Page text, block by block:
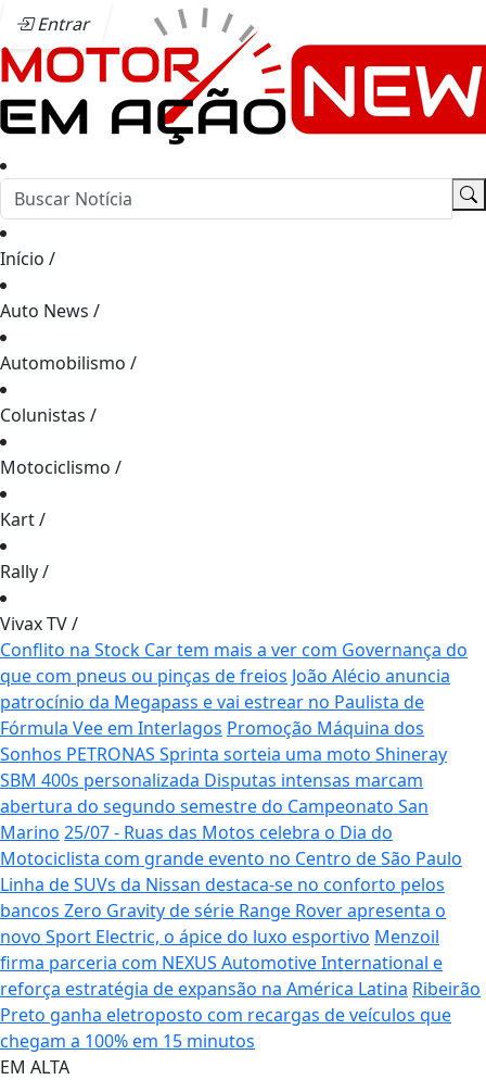
Entrar
Início /
Auto News /
Automobilismo /
Colunistas /
Motociclismo /
Kart/
Rally/
Vivax TV/
Conflito na Stock Car tem mais a ver com Governança do
que com pneus ou pinças de freios João Alécio anuncia
patrocínio da Megapass e vai estrear no Paulista de
Fórmula Vee em Interlagos Promoção Máquina dos
Sonhos PETRONAS Sprinta sorteia uma moto Shineray
SBM 400s personalizada Disputas intensas marcam
abertura do segundo semestre do Campeonato San
Marino 25/07 - Ruas das Motos celebra o Dia do
Motociclista com grande evento no Centro de São Paulo
Linha de SUVs da Nissan destaca-se no conforto pelos
bancos Zero Gravity de série Range Rover apresenta o
novo Sport Electric, o ápice do luxo esportivo Menzoil
firma parceria com NEXUS Automotive International e
reforça estratégia de expansão na América Latina Ribeirão
Preto ganha eletroposto com recargas de veículos que
chegam a 100% em 15 minutos
EM ALTA